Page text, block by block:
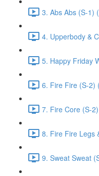
3. Abs Abs (S-1)
4. Upperbody &
5. Happy Friday
6. Fire Fire (S-2)
7. Fire Core (S-
8. Fire Fire Legs
9. Sweat Sweat